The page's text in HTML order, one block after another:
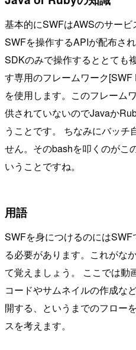
基本的にSWFはAWSのサー
SWFを操作するAPIが配布さ
SDKのみで操作するととても
す専用のフレームワーク
を使用します。このフレーム
供されていないのでJavaか
うことです。 ちなみにバッチ
せん。そのbashを叩くのがこ
いうことですね。
用語
SWFを身につけるのには
る必要があります。これがな
て覚えましょう。 ここでは動
コードやサムネイルの作成な
開する、というまでのフロー
スを考えます。